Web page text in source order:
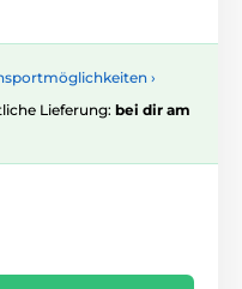
›
Lieferung: bei dir am